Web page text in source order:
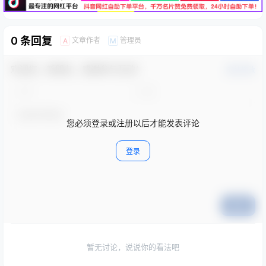
0 条回复 A 文章作者 M 管理员
您必须登录或注册以后才能发表评论
登录
暂无讨论，说说你的看法吧